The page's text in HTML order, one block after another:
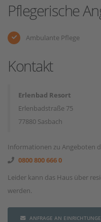
Pflegerische
Ambulante Pflege
Kontakt
Erlenbad Resort
Erlenbadstraße 75
77880 Sasbach
Informationen zu Angeboten
0800 800 666 0
Leider kann das Haus über
werden.
ANFRAGE AN